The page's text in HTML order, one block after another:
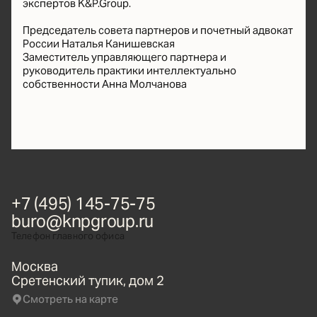
экспертов K&P.Group.
Председатель совета партнеров и почетный адвокат
России Наталья Канишевская
Заместитель управляющего партнера и
руководитель практики интеллектуально
собственности Анна Молчанова
+7 (495) 145-75-75
buro@knpgroup.ru
Телефон главного офиса
Москва
Сретенский тупик, дом 2
Смотреть на карте